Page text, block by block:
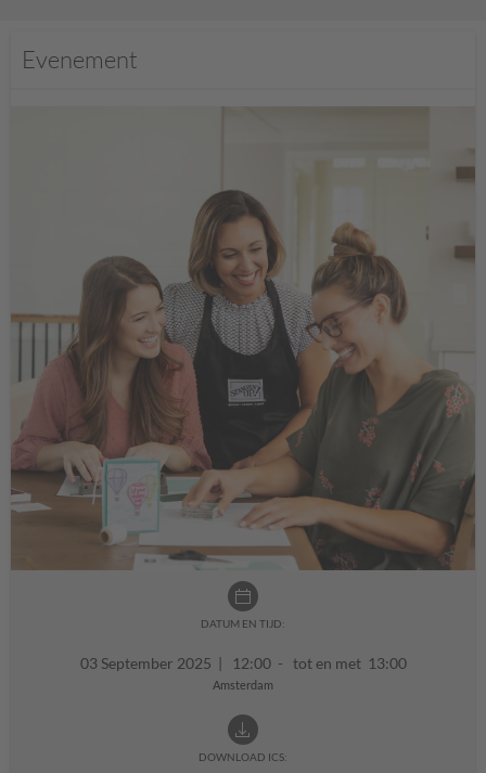
Evenement
DATUM EN TIJD:
03 September 2025 | 12:00 - tot en met 13:00
Amsterdam
DOWNLOAD ICS: